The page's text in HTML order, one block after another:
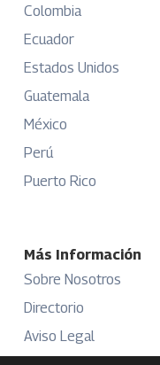
Colombia
Ecuador
Estados Unidos
Guatemala
México
Perú
Puerto Rico
Más Información
Sobre Nosotros
Directorio
Aviso Legal